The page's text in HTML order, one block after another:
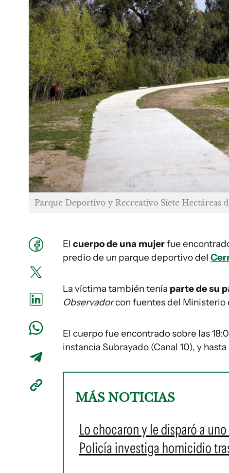
Parque Deportivo y Recreativo Siete Hectáreas
El cuerpo de una mujerfue
predio de un parque deportivo del
La víctima también tenía parte de su
Observadorcon fuentes del Ministerio
El cuerpo fue encontrado sobre las
instancia Subrayado (Canal 10), y hasta
MÁS NOTICIAS
Lo chocaron y le disparó a
Policía investiga homicidio